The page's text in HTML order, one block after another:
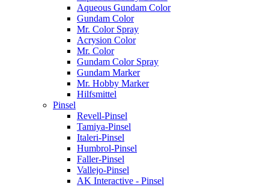
Aqueous Gundam Color
Gundam Color
Mr. Color Spray
Acrysion Color
Mr. Color
Gundam Color Spray
Gundam Marker
Mr. Hobby Marker
Hilfsmittel
Pinsel
Revell-Pinsel
Tamiya-Pinsel
Italeri-Pinsel
Humbrol-Pinsel
Faller-Pinsel
Vallejo-Pinsel
AK Interactive - Pinsel